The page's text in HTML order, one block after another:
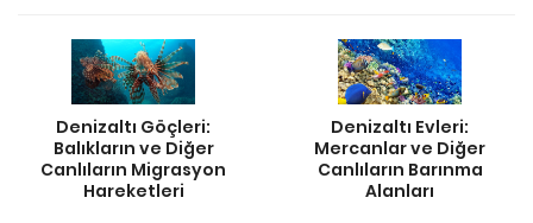
Denizaltı Göçleri:
Balıkların ve Diğer
Canlıların Migrasyon
Hareketleri
Denizaltı Evleri:
Mercanlar ve Diğer
Canlıların Barınma
Alanları